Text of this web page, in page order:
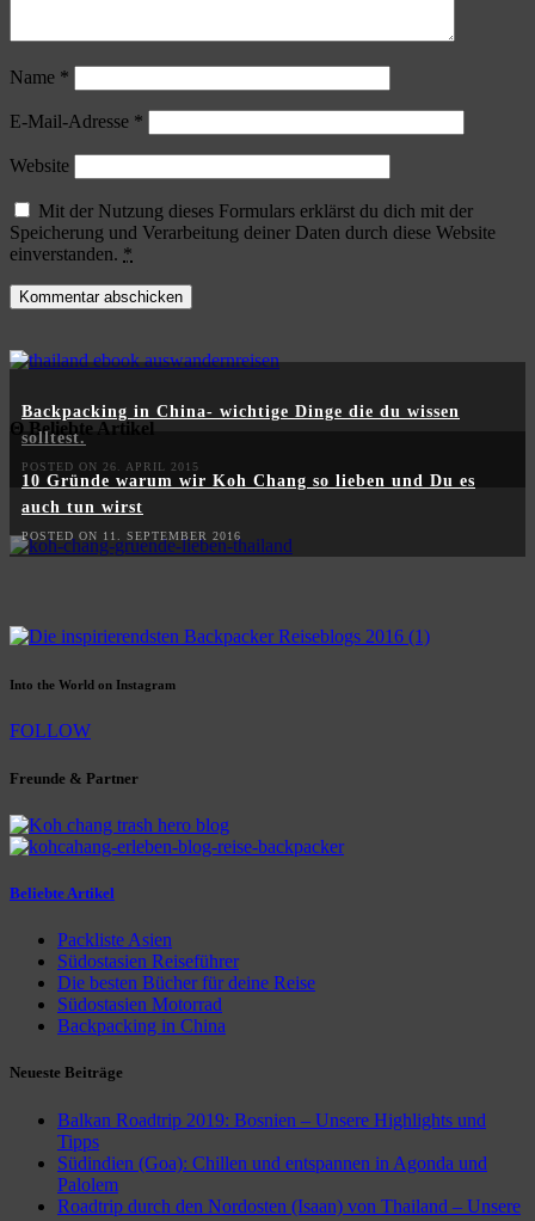
Name *
E-Mail-Adresse *
Website
Mit der Nutzung dieses Formulars erklärst du dich mit der
Speicherung und Verarbeitung deiner Daten durch diese Website
einverstanden. *
Θ Beliebte Artikel
Backpacking in China- wichtige Dinge die du wissen
solltest.
POSTED ON 26. APRIL 2015
10 Gründe warum wir Koh Chang so lieben und Du es
auch tun wirst
POSTED ON 11. SEPTEMBER 2016
Into the World on Instagram
FOLLOW
Freunde & Partner
Beliebte Artikel
Packliste Asien
Südostasien Reiseführer
Die besten Bücher für deine Reise
Südostasien Motorrad
Backpacking in China
Neueste Beiträge
Balkan Roadtrip 2019: Bosnien – Unsere Highlights und
Tipps
Südindien (Goa): Chillen und entspannen in Agonda und
Palolem
Roadtrip durch den Nordosten (Isaan) von Thailand – Unsere